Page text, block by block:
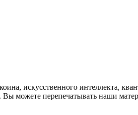
искусственного интеллекта,
можете перепечатывать наши